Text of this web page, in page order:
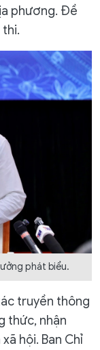
phương. Đề
phát biểu.
truyền thông
thức, nhận
hội. Ban Chỉ